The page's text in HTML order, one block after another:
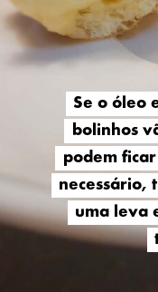
Se o óleo
bolinhos
podem
necessário,
uma leva
Se o óleo
bolinhos
podem
necessário,
uma leva